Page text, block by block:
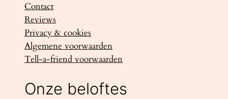
Contact
Reviews
Privacy & cookies
Algemene voorwaarden
Tell-a-friend voorwaarden
Onze beloftes